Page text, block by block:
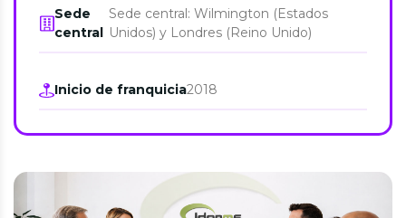
Sede
central
Sede central: Wilmington (Estados
Unidos) y Londres (Reino Unido)
Inicio de franquicia2018